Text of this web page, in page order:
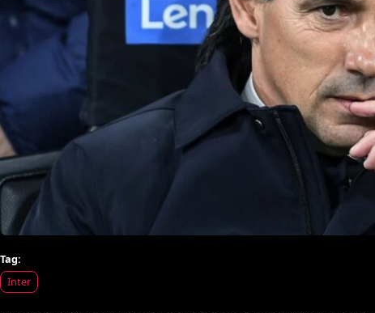
Tag:
Inter